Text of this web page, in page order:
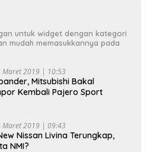
untuk widget dengan kategori
mudah memasukkannya pada
Maret 2019 | 10:53
Mitsubishi Bakal
Kembali Pajero Sport
Maret 2019 | 09:43
Nissan Livina Terungkap,
NMI?